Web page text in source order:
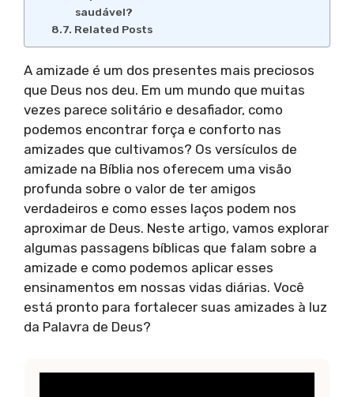
saudável?
Related Posts
A amizade é um dos presentes mais preciosos
que Deus nos deu. Em um mundo que muitas
vezes parece solitário e desafiador, como
podemos encontrar força e conforto nas
amizades que cultivamos? Os versículos de
amizade na Bíblia nos oferecem uma visão
profunda sobre o valor de ter amigos
verdadeiros e como esses laços podem nos
aproximar de Deus. Neste artigo, vamos explorar
algumas passagens bíblicas que falam sobre a
amizade e como podemos aplicar esses
ensinamentos em nossas vidas diárias. Você
está pronto para fortalecer suas amizades à luz
da Palavra de Deus?